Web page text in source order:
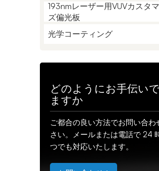
193nmレーザー用VUVカスタ
ズ偏光板
光学コーティング
どのようにお手伝い
ますか
ご都合の良い方法でお問い合わ
さい。メールまたは電話で 24
つでも対応いたします。